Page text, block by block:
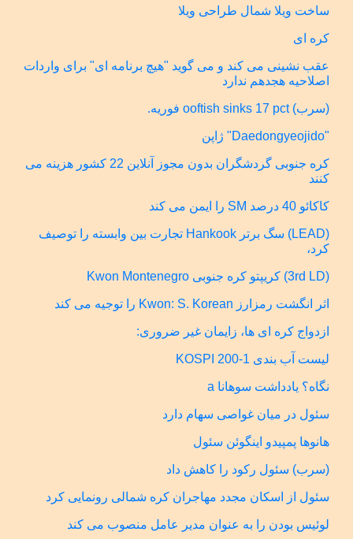
ساخت ویلا شمال طراحی ویلا
کره ای
عقب نشینی می کند و می گوید "هیچ برنامه ای" برای واردات
اصلاحیه هجدهم ندارد
(سرب) ooftish sinks 17 pct فوریه.
"Daedongyeojido" ژاپن
کره جنوبی گردشگران بدون مجوز آنلاین 22 کشور هزینه می
کنند
کاکائو 40 درصد SM را ایمن می کند
(LEAD) سگ برتر Hankook تجارت بین وابسته را توصیف
کرد،
(3rd LD) کریپتو کره جنوبی Kwon Montenegro
اثر انگشت رمزارز Kwon: S. Korean را توجیه می کند
ازدواج کره ای ها، زایمان غیر ضروری:
لیست آب بندی KOSPI 200-1
نگاه؟ یادداشت سوهانا a
سئول در میان غواصی سهام دارد
هانوها پمپیدو اینگوئن سئول
(سرب) سئول رکود را کاهش داد
سئول از اسکان مجدد مهاجران کره شمالی رونمایی کرد
لوئیس بودن را به عنوان مدیر عامل منصوب می کند